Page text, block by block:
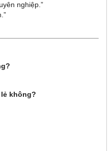
nghiệp.”
không?